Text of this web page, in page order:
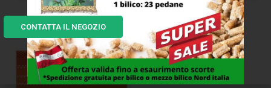
CONTATTA IL NEGOZIO